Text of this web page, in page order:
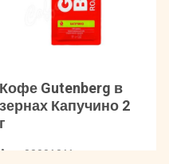
Кофе Gutenberg в
зернах Капучино 250
г
Арт. 00001011